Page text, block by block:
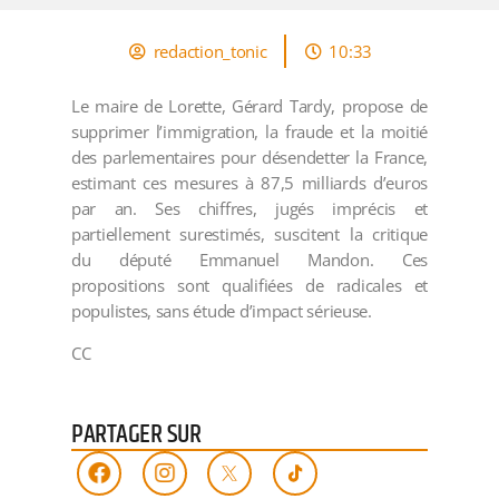
redaction_tonic 10:33
Le maire de Lorette, Gérard Tardy, propose de
supprimer l’immigration, la fraude et la moitié
des parlementaires pour désendetter la France,
estimant ces mesures à 87,5 milliards d’euros
par an. Ses chiffres, jugés imprécis et
partiellement surestimés, suscitent la critique
du député Emmanuel Mandon. Ces
propositions sont qualifiées de radicales et
populistes, sans étude d’impact sérieuse.
CC
PARTAGER SUR